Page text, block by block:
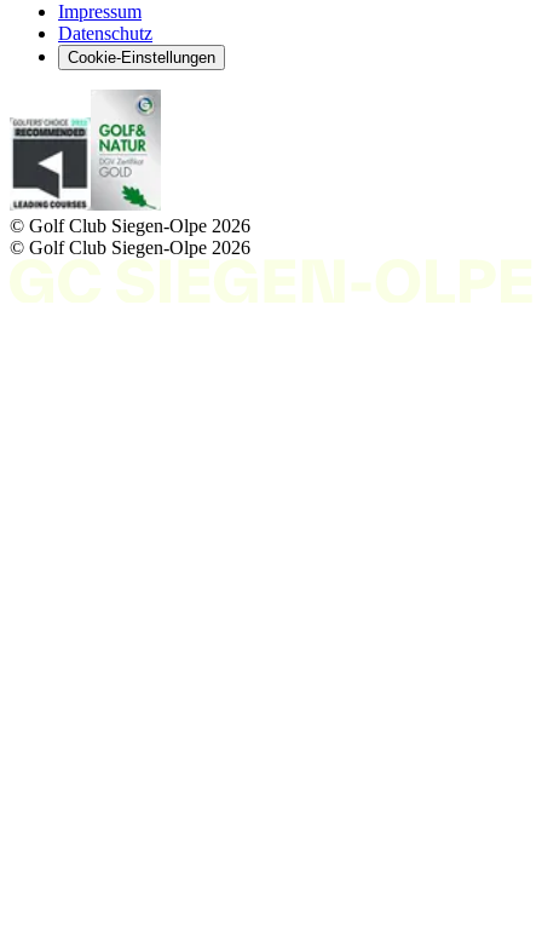
Impressum
Datenschutz
Cookie-Einstellungen
© Golf Club Siegen-Olpe 2026
© Golf Club Siegen-Olpe 2026